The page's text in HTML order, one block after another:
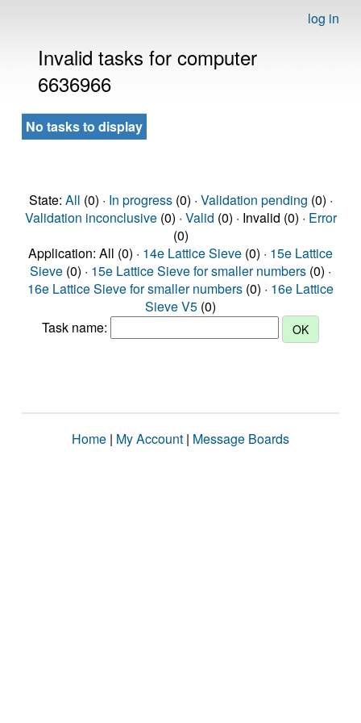
log in
Invalid tasks for computer
6636966
No tasks to display
State: All (0) · In progress(0) · Validation pending (0) ·
Validation inconclusive(0) · Valid (0) · Invalid (0) · Error
(0)
Application: All (0) · 14e Lattice Sieve (0) · 15e Lattice
Sieve (0) · 15e Lattice Sieve for smaller numbers (0) ·
16e Lattice Sieve for smaller numbers (0) · 16e Lattice
Sieve V5 (0)
Task name:
Home | My Account | Message Boards